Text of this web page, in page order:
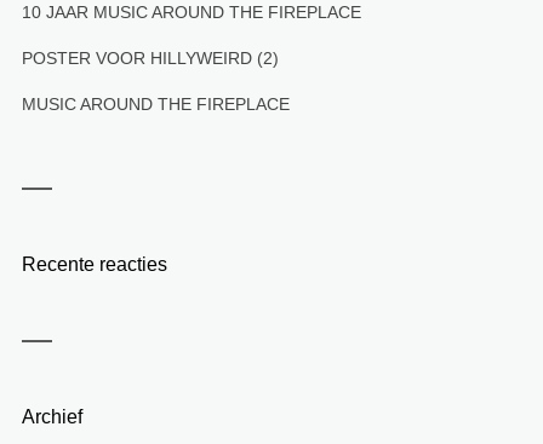
10 JAAR MUSIC AROUND THE FIREPLACE
POSTER VOOR HILLYWEIRD (2)
MUSIC AROUND THE FIREPLACE
Recente reacties
Archief